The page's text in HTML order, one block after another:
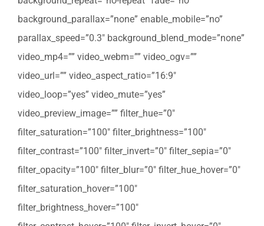
background_parallax=”none” enable_mobile=”no”
parallax_speed=”0.3″ background_blend_mode=”none”
video_mp4=”” video_webm=”” video_ogv=””
video_url=”” video_aspect_ratio=”16:9″
video_loop=”yes” video_mute=”yes”
video_preview_image=”” filter_hue=”0″
filter_saturation=”100″ filter_brightness=”100″
filter_contrast=”100″ filter_invert=”0″ filter_sepia=”0″
filter_opacity=”100″ filter_blur=”0″ filter_hue_hover=”0″
filter_saturation_hover=”100″
filter_brightness_hover=”100″